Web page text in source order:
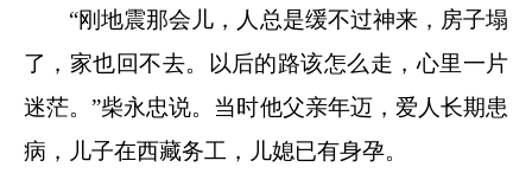
“刚地震那会儿，人总是缓不过神来，房子塌
了，家也回不去。以后的路该怎么走，心里一片
迷茫。”柴永忠说。当时他父亲年迈，爱人长期患
病，儿子在西藏务工，儿媳已有身孕。